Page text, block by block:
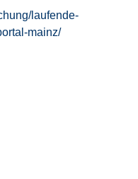
laufende-
mainz/